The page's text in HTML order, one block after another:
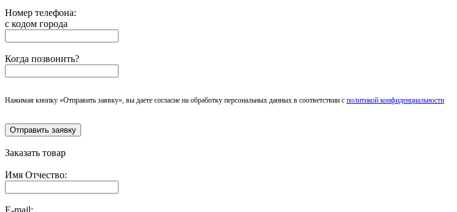
Номер телефона:
с кодом города
Когда позвонить?
Нажимая кнопку «Отправить заявку», вы даете согласие на обработку персональных данных в соответствии c политикой конфиденциальности
Отправить заявку
Заказать товар
Имя Отчество:
E-mail: